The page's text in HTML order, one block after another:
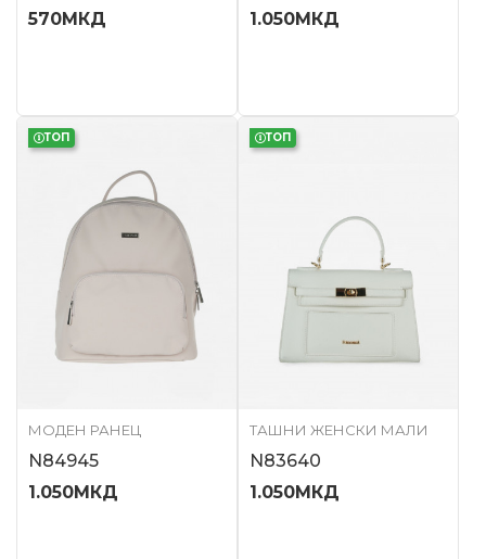
570МКД
1.050МКД
ТОП
МОДЕН РАНЕЦ
N84945
1.050МКД
ТОП
ТАШНИ ЖЕНСКИ МАЛИ
N83640
1.050МКД